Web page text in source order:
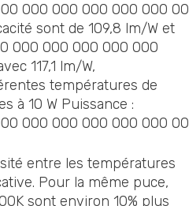
000 000 000 000 000
sont de 109,8 lm/W et
000 000 000 000 000
117,1 lm/W,
températures de
à 10 W Puissance :
000 000 000 000 000
entre les températures
Pour la même puce,
sont environ 10% plus